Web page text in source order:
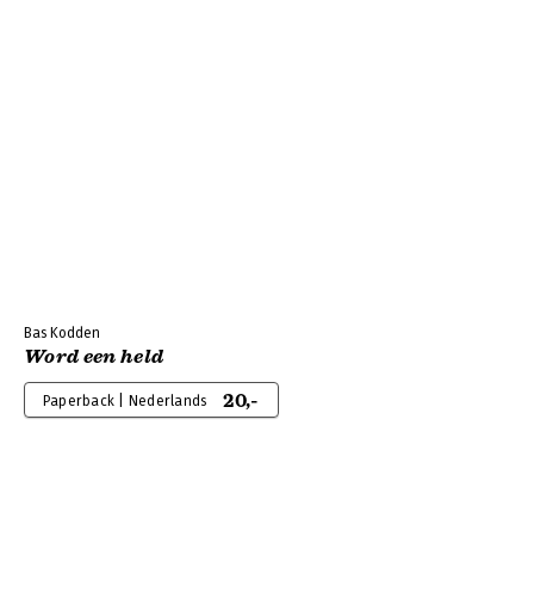
Bas Kodden
Word een held
Paperback | Nederlands 20,-